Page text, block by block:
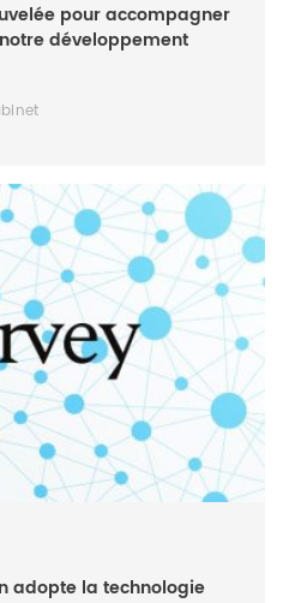
pour accompagner
développement
adopte la technologie